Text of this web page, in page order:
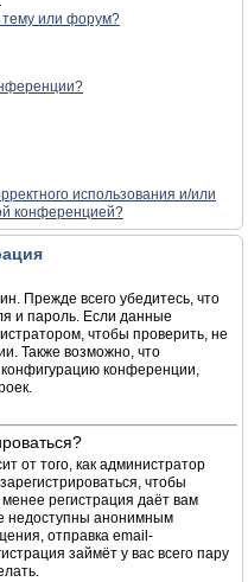
тему или форум?
использования и/или
конференцией?
Прежде всего убедитесь, что
и пароль. Если данные
чтобы проверить, не
Также возможно, что
конференции,
от того, как администратор
чтобы
регистрация даёт вам
недоступны анонимным
отправка email-
займёт у вас всего пару